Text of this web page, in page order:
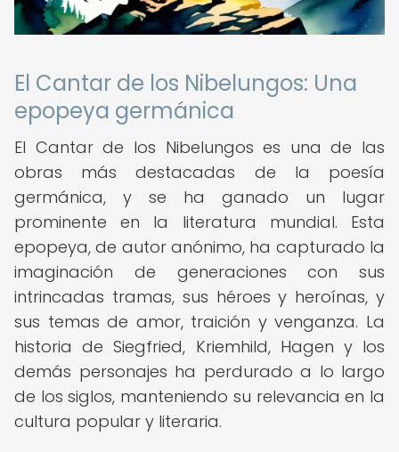
El Cantar de los Nibelungos: Una
epopeya germánica
El Cantar de los Nibelungos es una de las
obras más destacadas de la poesía
germánica, y se ha ganado un lugar
prominente en la literatura mundial. Esta
epopeya, de autor anónimo, ha capturado la
imaginación de generaciones con sus
intrincadas tramas, sus héroes y heroínas, y
sus temas de amor, traición y venganza. La
historia de Siegfried, Kriemhild, Hagen y los
demás personajes ha perdurado a lo largo
de los siglos, manteniendo su relevancia en la
cultura popular y literaria.